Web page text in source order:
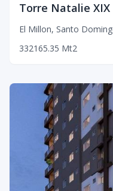
Torre Natalie
El Millon, Santo
332165.35 Mt2